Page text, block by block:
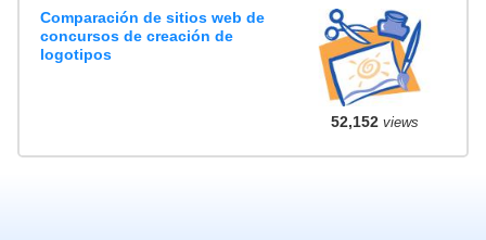
Comparación de sitios web de
concursos de creación de
logotipos
52,152views